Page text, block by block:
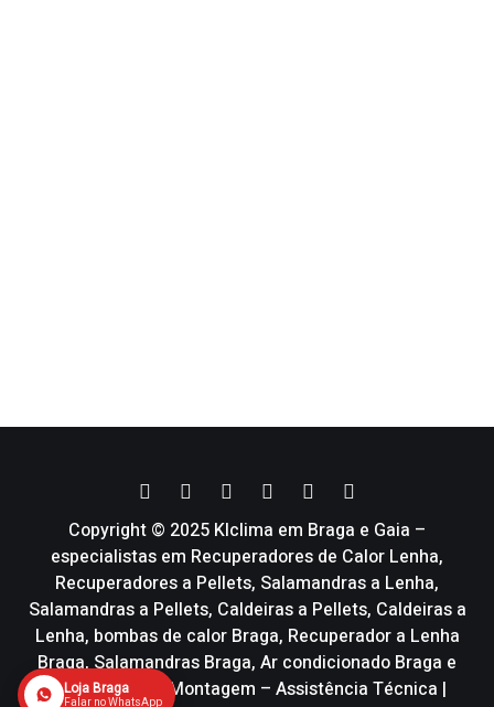
Copyright © 2025 Klclima em Braga e Gaia –
especialistas em Recuperadores de Calor Lenha,
Recuperadores a Pellets, Salamandras a Lenha,
Salamandras a Pellets, Caldeiras a Pellets, Caldeiras a
Lenha, bombas de calor Braga, Recuperador a Lenha
Braga, Salamandras Braga, Ar condicionado Braga e
Vmc | Venda – Montagem – Assistência Técnica |
Loja Braga
Falar no WhatsApp